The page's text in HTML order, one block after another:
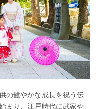
の健やかな成長を祝う伝
まり、江戸時代に武家や